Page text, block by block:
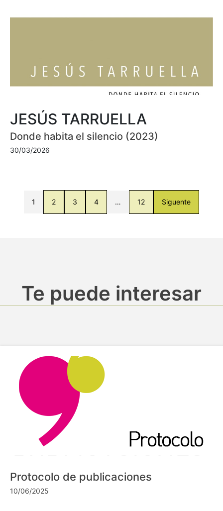
JESÚS TARRUELLA
Donde habita el silencio (2023)
30/03/2026
1 2 3 4 … 12 Siguente
Te puede interesar
Protocolo de publicaciones
10/06/2025